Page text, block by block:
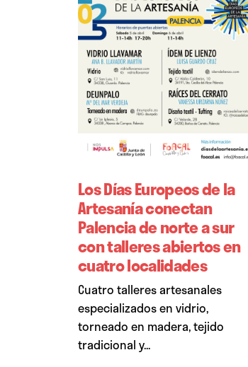
Los Días Europeos de la
Artesanía conectan
Palencia de norte a sur
con talleres abiertos en
cuatro localidades
Cuatro talleres artesanales
especializados en vidrio,
torneado en madera, tejido
tradicional y...